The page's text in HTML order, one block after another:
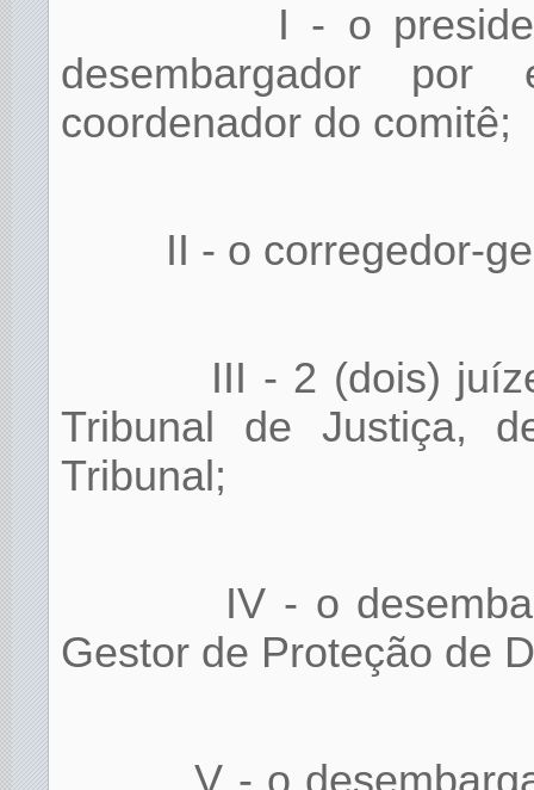
I - o
desembargador
coordenador do comitê;
II - o corregedor-
III - 2 (dois)
Tribunal de Justiça,
Tribunal;
IV - o
Gestor de Proteção de
V - o